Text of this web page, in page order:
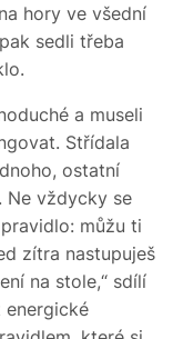
hory ve všední
sedli třeba
a museli
Střídala
ostatní
Ne vždycky se
můžu ti
zítra nastupuješ
na stole,“ sdílí
energické